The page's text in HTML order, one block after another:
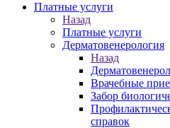
Платные услуги
Назад
Платные услуги
Дерматовенерология
Назад
Врачебные
Забор
справок